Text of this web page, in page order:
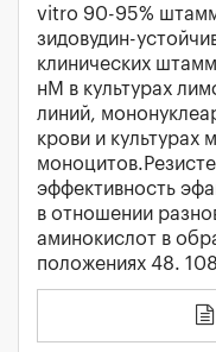
vitro 90-95%
зидовудин-
клинических
нМ в культурах
линий,
крови и культурах
эффективность
в отношении
аминокислот в
положениях 48.